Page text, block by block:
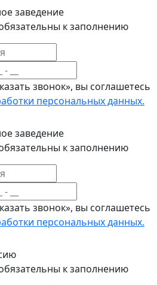
заведение
к заполнению
звонок», вы соглашетесь
персональных данных.
заведение
к заполнению
звонок», вы соглашетесь
персональных данных.
к заполнению